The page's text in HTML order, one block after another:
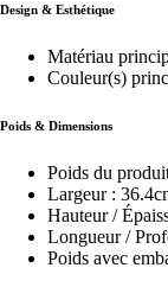
Design & Esthétique
Matériau
Couleur(s)
Poids & Dimensions
Poids du
Largeur :
Hauteur /
Longueur /
Poids avec